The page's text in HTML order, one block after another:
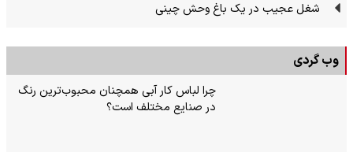
شغل عجیب در یک باغ وحش چینی
وب گردی
چرا لباس کار آبی همچنان محبوب‌ترین رنگ
در صنایع مختلف است؟